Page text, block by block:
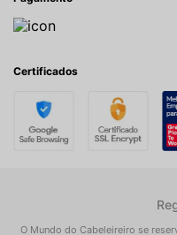
Certificados
O Mundo do Cabeleireiro se